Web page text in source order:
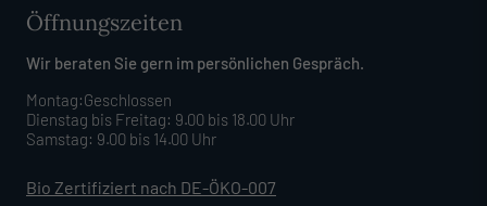
Öffnungszeiten
Wir beraten Sie gern im persönlichen Gespräch.
Montag:Geschlossen
Dienstag bis Freitag: 9.00 bis 18.00 Uhr
Samstag: 9.00 bis 14.00 Uhr
Bio Zertifiziert nach DE-ÖKO-007